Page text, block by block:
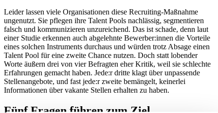
Leider lassen viele Organisationen diese Recruiting-Maßnahme
ungenutzt. Sie pflegen ihre Talent Pools nachlässig, segmentieren
falsch und kommunizieren unzureichend. Das ist schade, denn laut
einer Studie erkennen auch abgelehnte Bewerber:innen die Vorteile
eines solchen Instruments durchaus und würden trotz Absage einen
Talent Pool für eine zweite Chance nutzen. Doch statt lobender
Worte äußern drei von vier Befragten eher Kritik, weil sie schlechte
Erfahrungen gemacht haben. Jede:r dritte klagt über unpassende
Stellenangebote, und fast jede:r zweite bemängelt, keinerlei
Informationen über vakante Stellen erhalten zu haben.
Fünf Fragen führen zum Ziel